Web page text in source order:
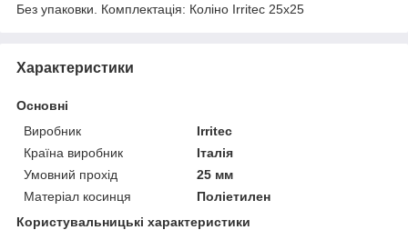
Без упаковки. Комплектація: Коліно Irritec 25х25
Характеристики
Основні
Виробник
Irritec
Країна виробник
Італія
Умовний прохід
25 мм
Матеріал косинця
Поліетилен
Користувальницькі характеристики